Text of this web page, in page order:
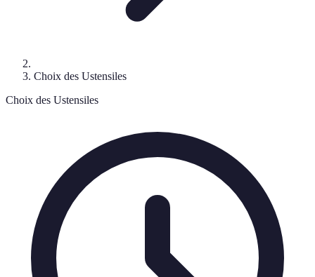
Choix des Ustensiles
Choix des Ustensiles